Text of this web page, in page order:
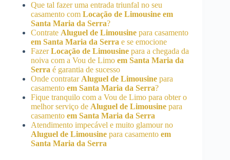
Que tal fazer uma entrada triunfal no seu
casamento com Locação de Limousine em
Santa Maria da Serra?
Contrate Aluguel de Limousine para casamento
em Santa Maria da Serra e se emocione
FazerLocação de Limousine para a chegada da
noiva com a Vou de Limo em Santa Maria da
Serra é garantia de sucesso
Onde contratar Aluguel de Limousine para
casamento em Santa Maria da Serra?
Fique tranquilo com a Vou de Limo para obter o
melhor serviço de Aluguel de Limousine para
casamento em Santa Maria da Serra
Atendimento impecável e muito glamour no
Aluguel de Limousine para casamento em
Santa Maria da Serra